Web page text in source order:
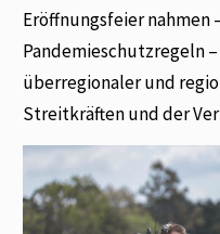
Eröffnungsfeier nahmen
Pandemieschutzregeln
überregionaler und
Streitkräften und der